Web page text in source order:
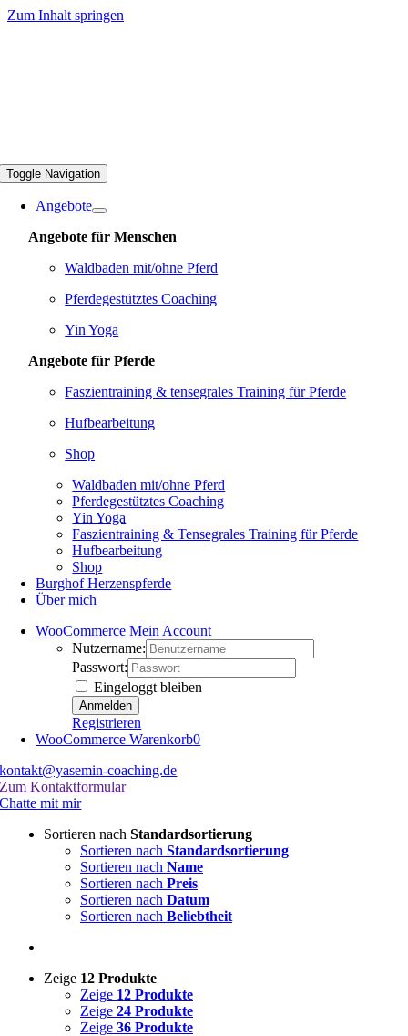
Zum Inhalt springen
Toggle Navigation
Angebote
Angebote für Menschen
Waldbaden mit/ohne Pferd
Pferdegestütztes Coaching
Yin Yoga
Angebote für Pferde
Faszientraining & tensegrales Training für Pferde
Hufbearbeitung
Shop
Waldbaden mit/ohne Pferd
Pferdegestütztes Coaching
Yin Yoga
Faszientraining & Tensegrales Training für Pferde
Hufbearbeitung
Shop
Burghof Herzenspferde
Über mich
WooCommerce Mein Account
Nutzername:
Passwort:
Eingeloggt bleiben
Registrieren
WooCommerce Warenkorb0
kontakt@yasemin-coaching.de
Zum Kontaktformular
Chatte mit mir
Sortieren nach Standardsortierung
Sortieren nach Standardsortierung
Sortieren nach Name
Sortieren nach Preis
Sortieren nach Datum
Sortieren nach Beliebtheit
Zeige 12 Produkte
Zeige 12 Produkte
Zeige 24 Produkte
Zeige 36 Produkte